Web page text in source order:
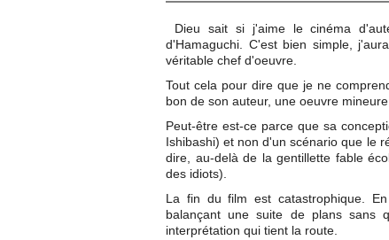
Dieu sait si j'aime le cinéma
d'Hamaguchi. C'est bien simple,
véritable chef d'oeuvre.
Tout cela pour dire que je ne
bon de son auteur, une oeuvre
Peut-être est-ce parce que sa
Ishibashi) et non d'un scénario que le
dire, au-delà de la gentillette fable
des idiots).
La fin du film est catastrophique.
balançant une suite de plans sans
interprétation qui tient la route.